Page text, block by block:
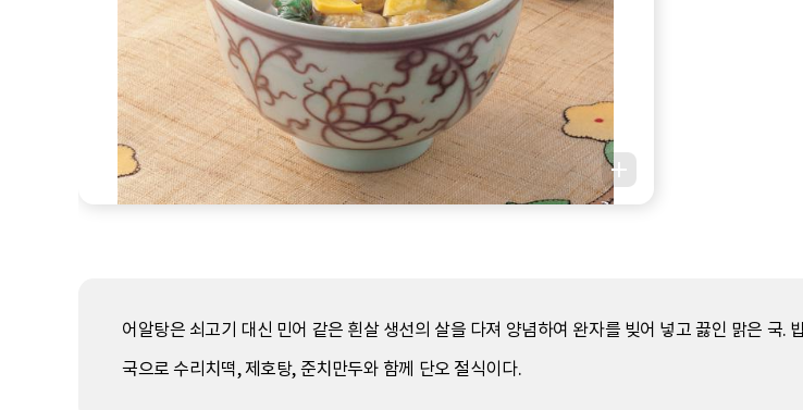
어알탕은 쇠고기 대신 민어 같은 흰살 생선의 살을 다져 양념하여 완자를 빚어 넣고 끓인 맑은 국
국으로 수리치떡, 제호탕, 준치만두와 함께 단오 절식이다.